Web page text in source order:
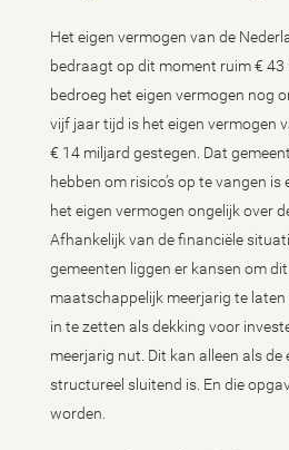
Het eigen vermogen van de
bedraagt op dit moment ruim € 43
bedroeg het eigen vermogen nog
vijf jaar tijd is het eigen vermogen
€ 14 miljard gestegen. Dat
hebben om risico’s op te vangen
het eigen vermogen ongelijk over
Afhankelijk van de financiële
gemeenten liggen er kansen om
maatschappelijk meerjarig te laten
in te zetten als dekking voor
meerjarig nut. Dit kan alleen als
structureel sluitend is. En die
worden.